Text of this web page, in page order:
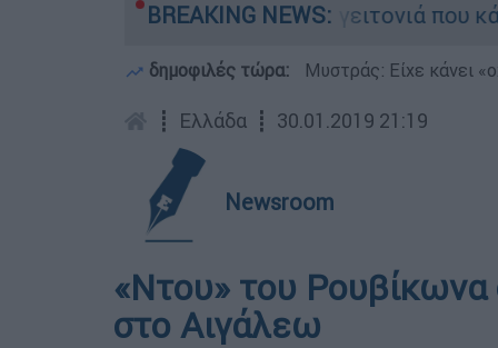
BREAKING NEWS:
από τη μεγάλη φωτιά τη γειτονιά που
δημοφιλές τώρα: Μυστράς: Είχε κάνει
┋ Ελλάδα ┋ 30.01.2019 21:19
Newsroom
«Ντου» του
στο Αιγάλεω